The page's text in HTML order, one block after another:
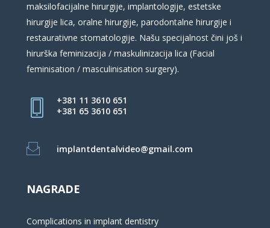
maksilofacijalne hirurgije, implantologije, estetske
hirurgije lica, oralne hirurgije, parodontalne hirurgije i
restaurativne stomatologije. Našu specijalnost čini još i
hirurška feminizacija / maskulinizacija lica (Facial
feminisation / masculinisation surgery).
+381 11 3610 651
+381 65 3610 651
implantdentalvideo@gmail.com
NAGRADE
Complications in implant dentistry